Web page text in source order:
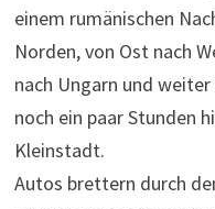
einem rumänischen
Norden, von Ost nach
nach Ungarn und weiter
noch ein paar Stunden
Kleinstadt.
Autos brettern durch